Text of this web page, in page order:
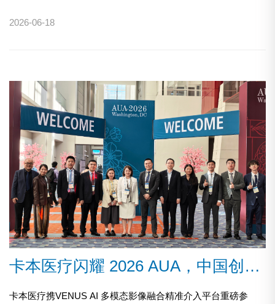
设、医工协同创新等热点议题展开深度研讨，共话行业发展新
2026-06-18
卡本医疗闪耀 2026 AUA，中国创新引领泌尿外科精准诊疗
卡本医疗携VENUS AI 多模态影像融合精准介入平台重磅参